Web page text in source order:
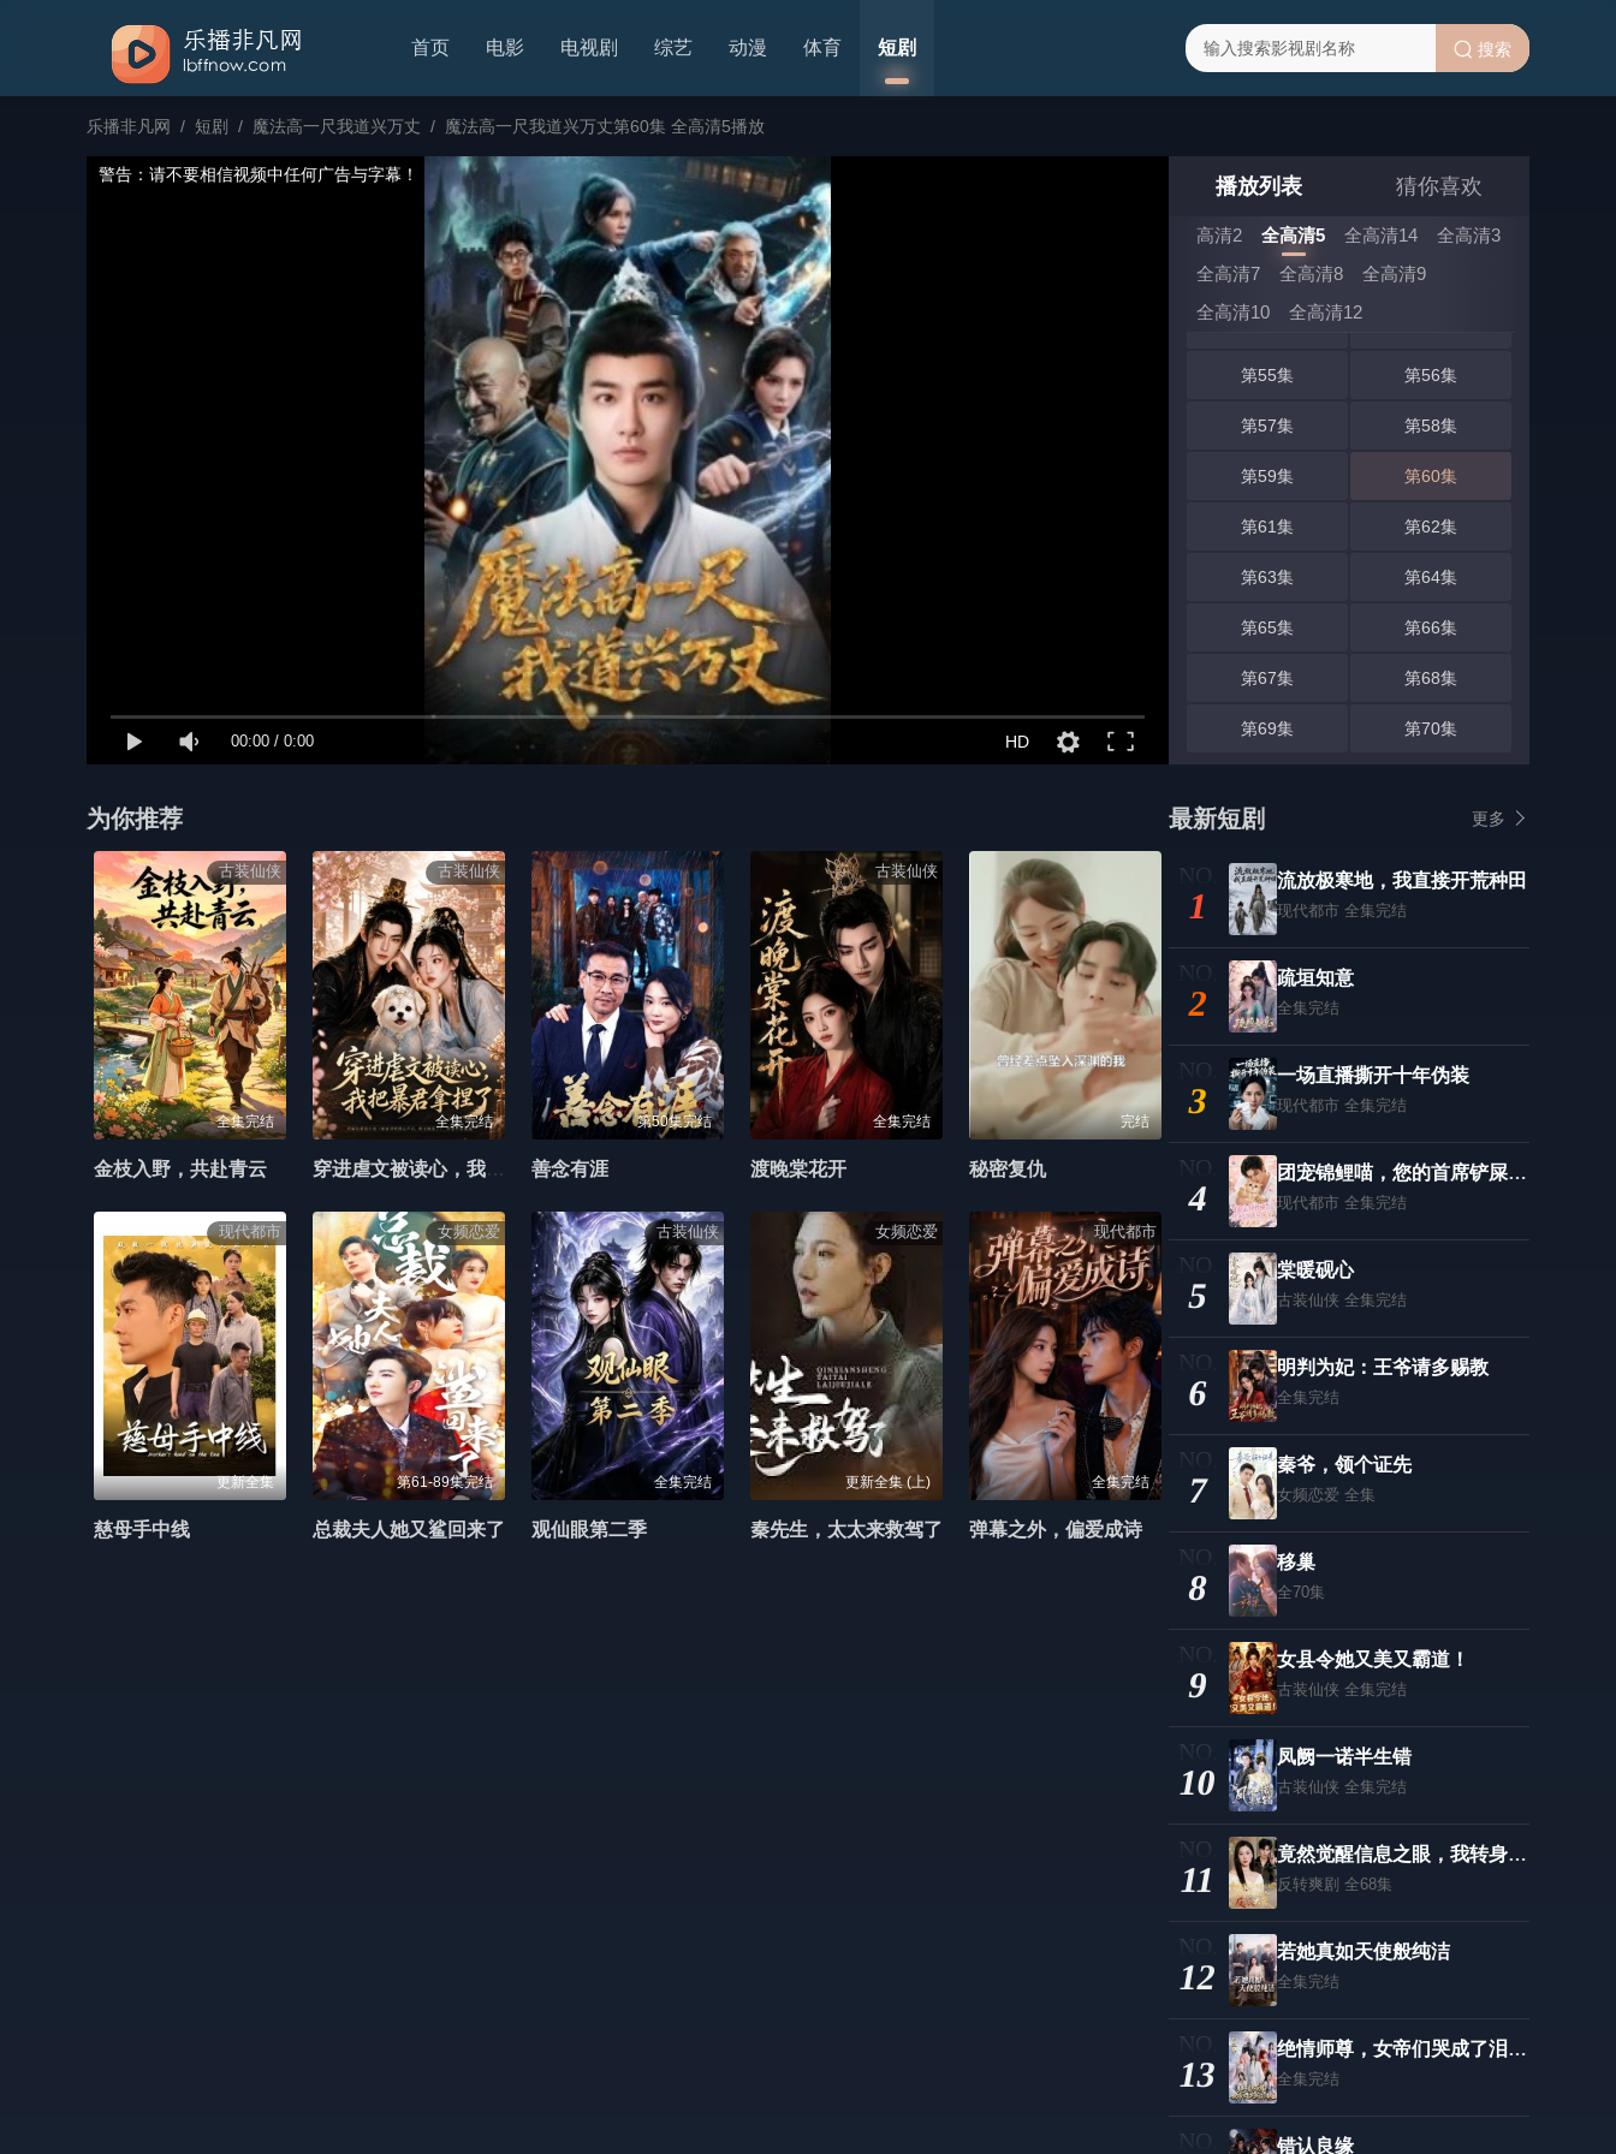
首页 电影 电视剧 综艺 动漫 体育 短剧 搜索
乐播非凡网 / 短剧 / 魔法高一尺我道兴万丈 / 魔法高一尺我道兴万丈第60集 全高清5播放
00:00 / 0:00 HD
警告：请不要相信视频中任何广告与字幕！ 播放列表 猜你喜欢
高清2 全高清5 全高清14
全高清3
全高清7
全高清8
全高清9
全高清10
全高清12
第41集 第42集
第43集 第44集
第47集 第48集
第49集 第50集
第51集 第52集
第53集
第55集 第56集
第57集 第58集
第59集 第60集
第61集 第62集
第63集 第64集
第65集 第66集
第67集 第68集
第69集 第70集
为你推荐
古装仙侠
全集完结
金枝入野，共赴青云
古装仙侠
全集完结
穿进虐文被读心，我把暴君拿捏了
第50集完结
善念有涯
古装仙侠
全集完结
渡晚棠花开
完结
秘密复仇
现代都市
更新全集
慈母手中线
女频恋爱
第61-89集完结
总裁夫人她又鲨回来了
古装仙侠
全集完结
观仙眼第二季
女频恋爱
更新全集 (上)
秦先生，太太来救驾了
现代都市
全集完结
弹幕之外，偏爱成诗
最新短剧 更多
1
流放极寒地，我直接开荒种田
现代都市 全集完结
2
疏垣知意
全集完结
3
一场直播撕开十年伪装
现代都市 全集完结
4
团宠锦鲤喵，您的首席铲屎官来啦！
现代都市 全集完结
5
棠暖砚心
古装仙侠 全集完结
6
明判为妃：王爷请多赐教
全集完结
7
秦爷，领个证先
女频恋爱 全集
8
移巢
全70集
9
女县令她又美又霸道！
古装仙侠 全集完结
10
凤阙一诺半生错
古装仙侠 全集完结
11
竟然觉醒信息之眼，我转身进入反派大营
反转爽剧 全68集
12
若她真如天使般纯洁
全集完结
13
绝情师尊，女帝们哭成了泪人第二季
全集完结
错认良缘